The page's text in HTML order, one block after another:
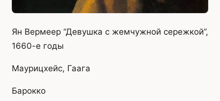
Ян Вермеер “Девушка с жемчужной сережкой”,
1660-е годы
Маурицхейс, Гаага
Барокко